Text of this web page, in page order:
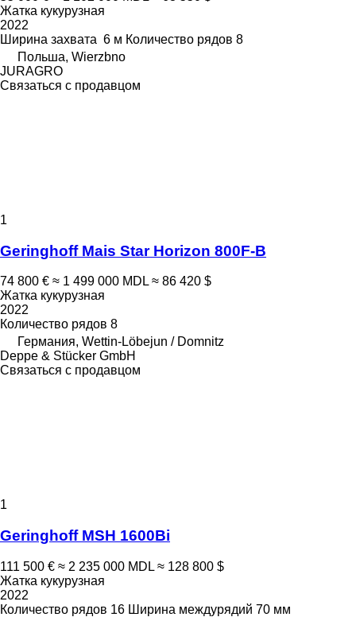
Жатка кукурузная
2022
Ширина захвата 6 м Количество рядов 8
Польша, Wierzbno
JURAGRO
Связаться с продавцом
1
Geringhoff Mais Star Horizon 800F-B
74 800 € ≈ 1 499 000 MDL ≈ 86 420 $
Жатка кукурузная
2022
Количество рядов 8
Германия, Wettin-Löbejun / Domnitz
Deppe & Stücker GmbH
Связаться с продавцом
1
Geringhoff MSH 1600Bi
111 500 € ≈ 2 235 000 MDL ≈ 128 800 $
Жатка кукурузная
2022
Количество рядов 16 Ширина междурядий 70 мм